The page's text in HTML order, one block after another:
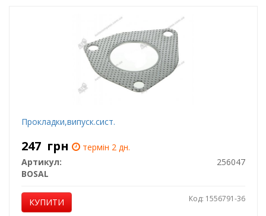
Прокладки,випуск.сист.
247 грн
термін 2 дн.
Артикул:
256047
BOSAL
КУПИТИ Код: 1556791-36